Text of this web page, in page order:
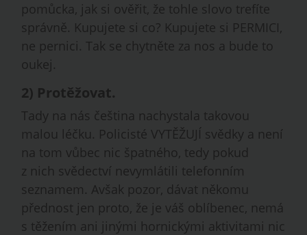
pomůcka, jak si ověřit, že tohle slovo trefíte
správně. Kupujete si co? Kupujete si PERMICI,
ne pernici. Tak se chytněte za nos a bude to
oukej.
2) Protěžovat.
Tady na nás čeština nachystala takovou
malou léčku. Policisté VYTĚŽUJÍ svědky a není
na tom vůbec nic špatného, tedy pokud
z nich svědectví nevymlátili telefonním
seznamem. Avšak pozor, dávat někomu
přednost jen proto, že je váš oblíbenec, nemá
s těžením ani jinými hornickými aktivitami nic